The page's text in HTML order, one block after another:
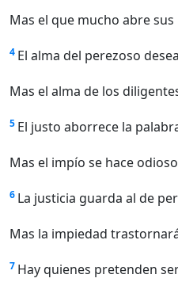
Mas el que mucho abre
4 El alma del perezoso
Mas el alma de los
5 El justo aborrece la
Mas el impío se hace
6 La justicia guarda al de
Mas la impiedad
7 Hay quienes pretenden